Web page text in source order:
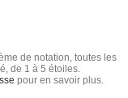
de notation, toutes les
de 1 à 5 étoiles.
pour en savoir plus.